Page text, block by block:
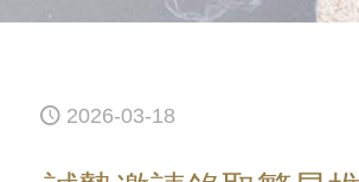
2026-03-18